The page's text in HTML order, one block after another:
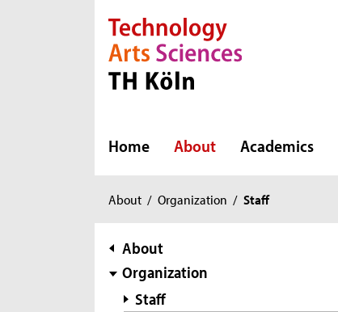
Direkt zur Hauptnavigation
Direkt zur Subnavigation
Direkt zum Inhalt
Direkt zum Fußbereich
Home About Academics
You
here:
About / Organization / Staff
subnavigation
About
Organization
Staff